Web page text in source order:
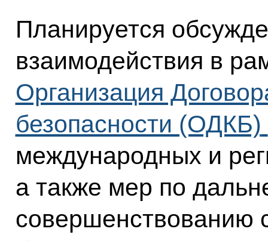
Планируется
взаимодействия в
Организация
безопасности (ОДКБ)
международных и
а также мер по
совершенствованию